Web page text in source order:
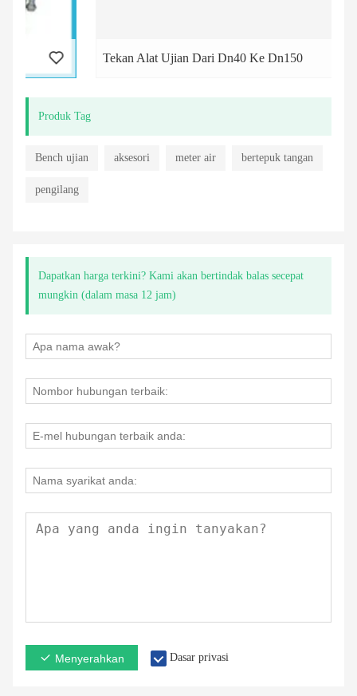
Tekan Alat Ujian Dari Dn40 Ke Dn150
Produk Tag
Bench ujian aksesori meter air bertepuk tangan
pengilang
Dapatkan harga terkini? Kami akan bertindak balas secepat
mungkin (dalam masa 12 jam)
Menyerahkan Dasar privasi